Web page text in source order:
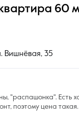
60
Вишнёвая, 35
"распашонка". Есть
поэтому цена такая.